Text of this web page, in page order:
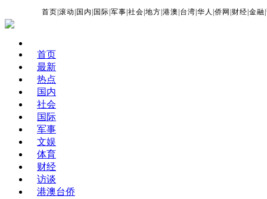
首页 |滚动 国内 国际 |军事 |社会 |地方 |港澳 台湾 |华人 |侨网 财经 |金融 |
首页
最新
热点
国内
社会
国际
军事
文娱
体育
财经
访谈
港澳台侨